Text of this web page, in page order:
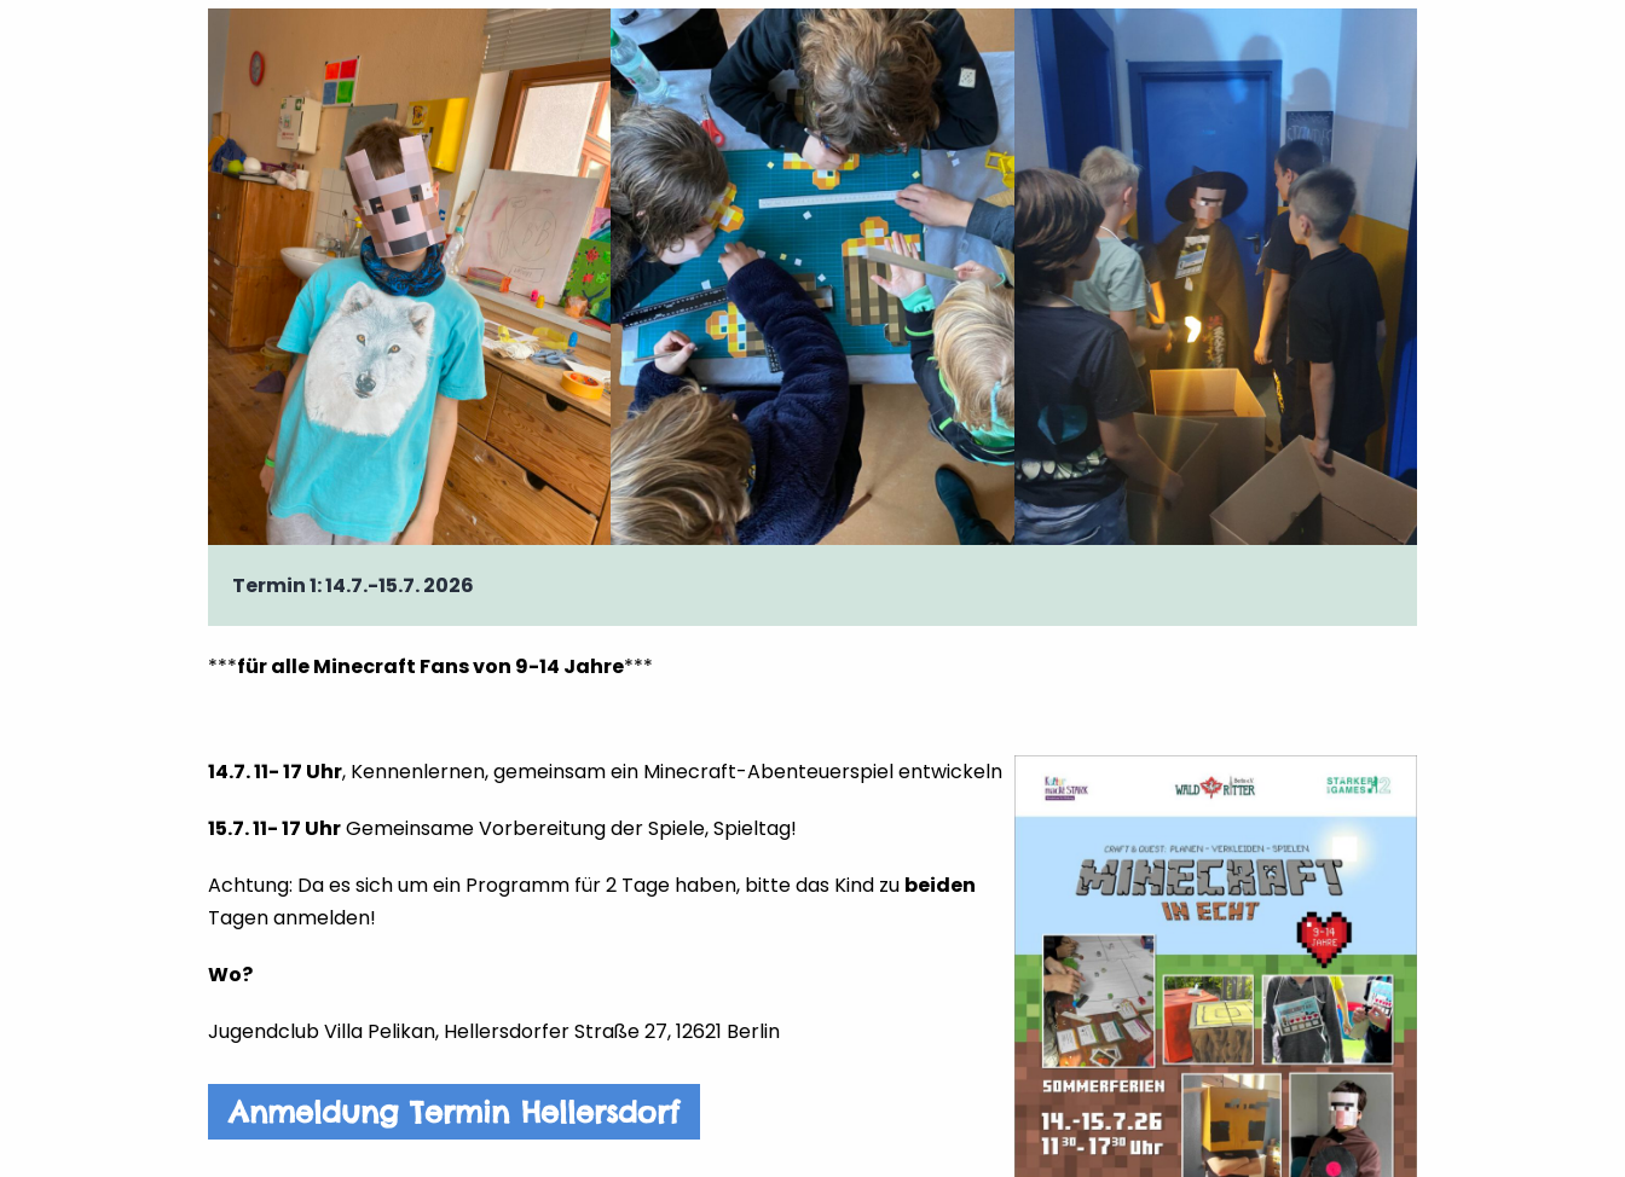
Termin 1: 14.7.-15.7. 2026
***für alle Minecraft Fans von 9-14 Jahre***
14.7. 11- 17 Uhr, Kennenlernen, gemeinsam ein Minecraft-Abenteuerspiel entwickeln
15.7. 11- 17 UhrGemeinsame Vorbereitung der Spiele, Spieltag!
Achtung: Da es sich um ein Programm für 2 Tage haben, bitte das Kind zu beiden
Tagen anmelden!
Wo?
Jugendclub Villa Pelikan, Hellersdorfer Straße 27, 12621 Berlin
Anmeldung Termin Hellersdorf